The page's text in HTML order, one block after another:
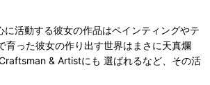
活動する彼女の作品はペインティングやテ
育った彼女の作り出す世界はまさに天真爛
& Artistにも 選ばれるなど、その活